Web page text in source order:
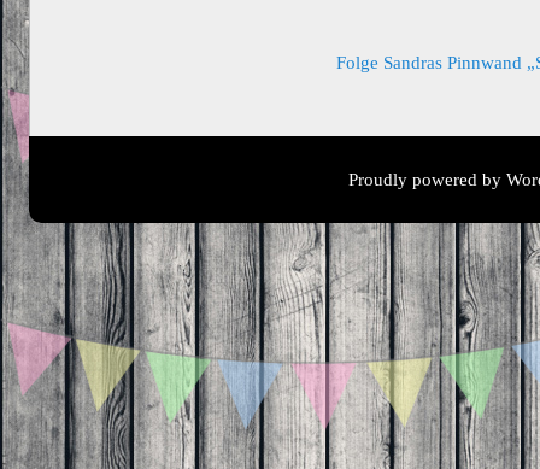
Folge Sandras Pinnwand
Proudly powered by